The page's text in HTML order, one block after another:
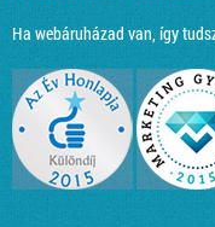
Ha webáruházad van, így